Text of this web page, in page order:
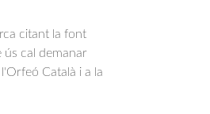
citant la font
ús cal demanar
Català i a la